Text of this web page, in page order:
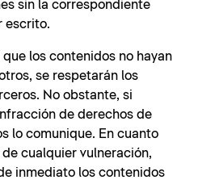
sin la correspondiente
escrito.
que los contenidos no hayan
se respetarán los
No obstante, si
de derechos de
lo comunique. En cuanto
cualquier vulneración,
inmediato los contenidos